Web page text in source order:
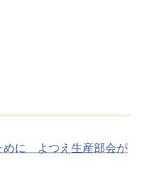
めに よつえ生産部会が